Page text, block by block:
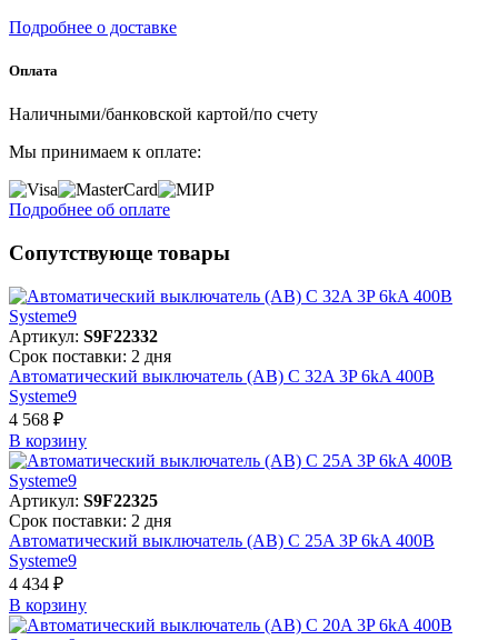
Подробнее о доставке
Оплата
Наличными/банковской картой/по счету
Мы принимаем к оплате:
Подробнее об оплате
Сопутствующе товары
Артикул: S9F22332
Срок поставки: 2 дня
Автоматический выключатель (АВ) C 32A 3P 6kA 400В
Systeme9
4 568 ₽
В корзинy
Артикул: S9F22325
Срок поставки: 2 дня
Автоматический выключатель (АВ) C 25A 3P 6kA 400В
Systeme9
4 434 ₽
В корзинy